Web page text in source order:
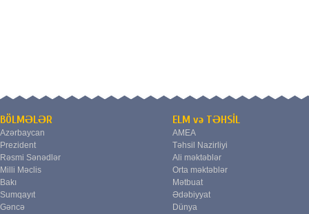
BÖLMƏLƏR
Azərbaycan
Prezident
Rəsmi Sənədlər
Milli Məclis
Bakı
Sumqayıt
Gəncə
ELM və TƏHSİL
AMEA
Təhsil Nazirliyi
Ali məktəblər
Orta məktəblər
Mətbuat
Ədəbiyyat
Dünya